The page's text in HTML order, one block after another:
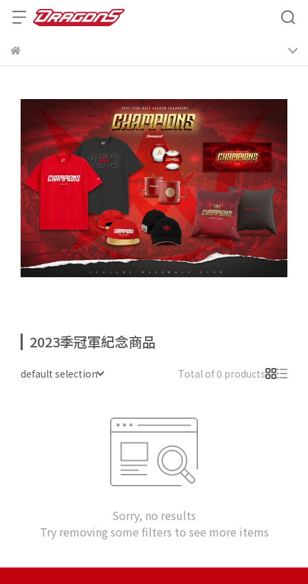
2023季冠軍紀念商品
default selection Total of 0 products
Sorry, no results
Try removing some filters to see more items